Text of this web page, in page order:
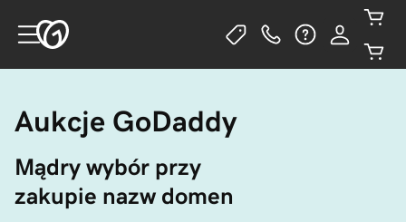
Aukcje GoDaddy
Mądry wybór przy
zakupie nazw domen